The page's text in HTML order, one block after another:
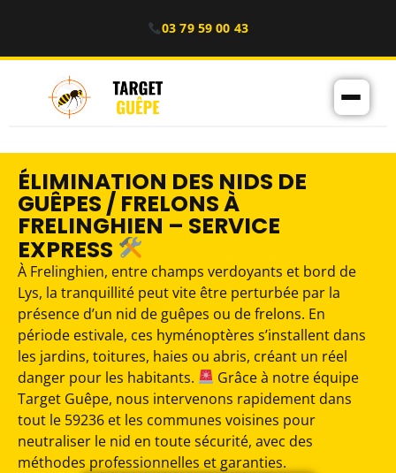
03 79 59 00 43
ÉLIMINATION DES NIDS DE
GUÊPES / FRELONS À
FRELINGHIEN – SERVICE
EXPRESS
À Frelinghien, entre champs verdoyants et bord de
Lys, la tranquillité peut vite être perturbée par la
présence d’un nid de guêpes ou de frelons. En
période estivale, ces hyménoptères s’installent dans
les jardins, toitures, haies ou abris, créant un réel
danger pour les habitants.
Grâce à notre équipe
Target Guêpe, nous intervenons rapidement dans
tout le 59236 et les communes voisines pour
neutraliser le nid en toute sécurité, avec des
méthodes professionnelles et garanties.